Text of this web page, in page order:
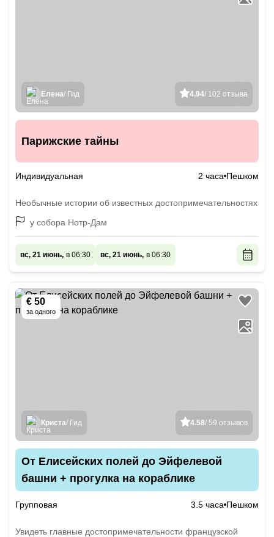
4.94/ 102 отзыва
Елена/ Гид
Парижские тайны
Индивидуальная 2 часа Пешком
Необычные истории об известных достопримечательностях
у собора Нотр-Дам
вс, 21 июнь, в 06:30 вс, 21 июнь, в 06:30
€ 50
за одного
4.58/ 59 отзывов
Криста/ Гид
От Елисейских полей до Эйфелевой
башни + прогулка на кораблике
Групповая 3.5 часа Пешком
Увидеть главные достопримечательности французской